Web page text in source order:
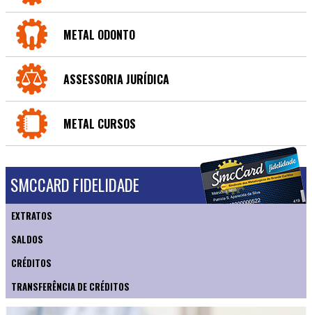
METAL ODONTO
ASSESSORIA JURÍDICA
METAL CURSOS
SMCCARD FIDELIDADE
EXTRATOS
SALDOS
CRÉDITOS
TRANSFERÊNCIA DE CRÉDITOS